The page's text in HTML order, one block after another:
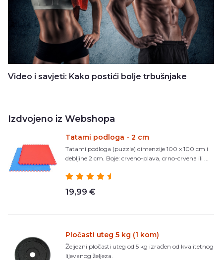
Video i savjeti: Kako postići bolje trbušnjake
Izdvojeno iz Webshopa
Tatami podloga - 2 cm
Tatami podloga (puzzle) dimenzije 100 x 100 cm i
debljine 2 cm. Boje: crveno-plava, crno-crvena ili ...
19,99 €
Pločasti uteg 5 kg (1 kom)
Željezni pločasti uteg od 5 kg izrađen od kvalitetnog
lijevanog željeza.